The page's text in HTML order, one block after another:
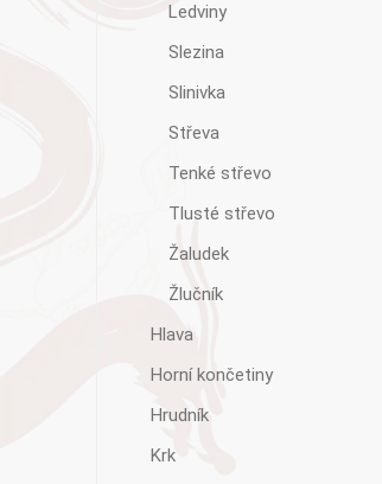
Ledviny
Slezina
Slinivka
Střeva
Tenké střevo
Tlusté střevo
Žaludek
Žlučník
Hlava
Horní končetiny
Hrudník
Krk